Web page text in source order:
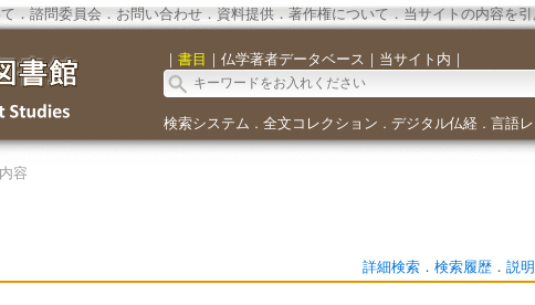
． 諮問委員会． お問い合わせ． 資料提供． 著作権について．当サイトの内容を
｜ 書目 ｜ 仏学著者データベース ｜ 当サイト内 ｜
検索システム ． 全文コレクション ． デジタル仏経． 言語
容
詳細検索． 検索履歴． 説明